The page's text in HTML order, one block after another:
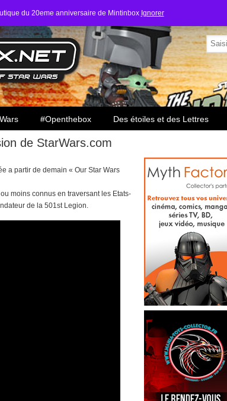
du 20eme anniversaire de Mintinbox Ignorer
#Openthebox Des étoiles et des Lettres
de StarWars.com
a partir de demain « Our Star Wars
moins connus en traversant les Etats-
de la 501st Legion.